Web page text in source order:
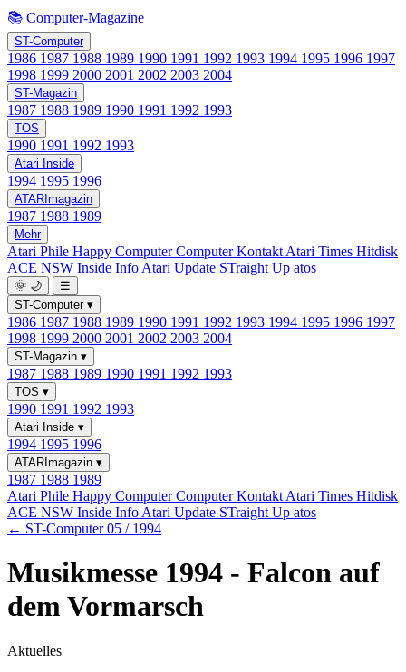
📚 Computer-Magazine
ST-Computer
1986 1987 1988 1989 1990 1991 1992 1993 1994 1995 1996 1997
1998 1999 2000 2001 2002 2003 2004
ST-Magazin
1987 1988 1989 1990 1991 1992 1993
TOS
1990 1991 1992 1993
Atari Inside
1994 1995 1996
ATARImagazin
1987 1988 1989
Mehr
Atari Phile Happy ComputerComputer Kontakt Atari Times Hitdisk
ACE NSW Inside Info Atari Update STraight Up atos
🌞 🌙
☰
ST-Computer ▾
1986 1987 1988 1989 1990 1991 1992 1993 1994 1995 1996 1997
1998 1999 2000 2001 2002 2003 2004
ST-Magazin ▾
1987 1988 1989 1990 1991 1992 1993
TOS ▾
1990 1991 1992 1993
Atari Inside ▾
1994 1995 1996
ATARImagazin ▾
1987 1988 1989
Atari Phile Happy ComputerComputer Kontakt Atari Times Hitdisk
ACE NSW Inside Info Atari Update STraight Up atos
← ST-Computer 05 / 1994
Musikmesse 1994 - Falcon auf
dem Vormarsch
Aktuelles